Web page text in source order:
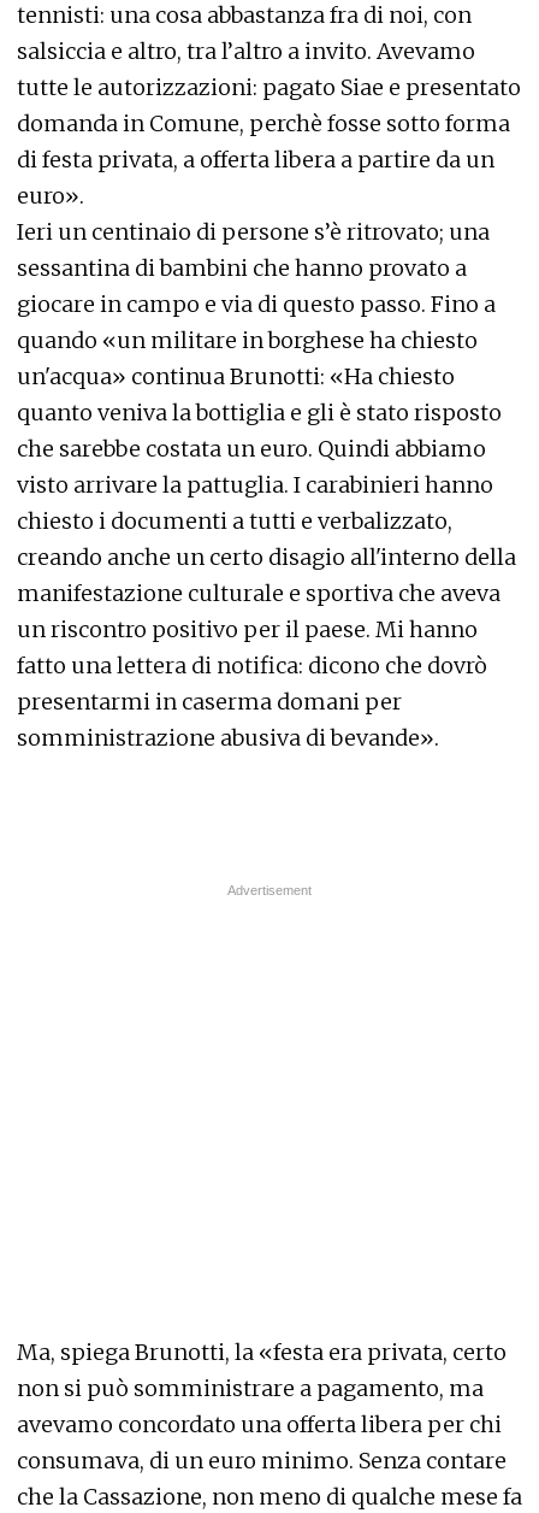
tennisti: una cosa abbastanza fra di noi, con
salsiccia e altro, tra l’altro a invito. Avevamo
tutte le autorizzazioni: pagato Siae e presentato
domanda in Comune, perchè fosse sotto forma
di festa privata, a offerta libera a partire da un
euro».
Ieri un centinaio di persone s’è ritrovato; una
sessantina di bambini che hanno provato a
giocare in campo e via di questo passo. Fino a
quando «un militare in borghese ha chiesto
un'acqua» continua Brunotti: «Ha chiesto
quanto veniva la bottiglia e gli è stato risposto
che sarebbe costata un euro. Quindi abbiamo
visto arrivare la pattuglia. I carabinieri hanno
chiesto i documenti a tutti e verbalizzato,
creando anche un certo disagio all'interno della
manifestazione culturale e sportiva che aveva
un riscontro positivo per il paese. Mi hanno
fatto una lettera di notifica: dicono che dovrò
presentarmi in caserma domani per
somministrazione abusiva di bevande».
Ma, spiega Brunotti, la «festa era privata, certo
non si può somministrare a pagamento, ma
avevamo concordato una offerta libera per chi
consumava, di un euro minimo. Senza contare
che la Cassazione, non meno di qualche mese fa